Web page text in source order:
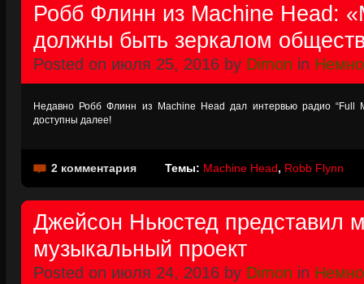
Робб Флинн из Machine Head:
должны быть зеркалом
Posted on июля 25, 2016 by Dimon in
Недавно Робб Флинн из Machine Head дал интервью радио “Full
доступны далее!
2 комментария Темы: Machine Head, Robb Flynn
Джейсон Ньюстед представил
музыкальный проект
Posted on июля 24, 2016 by Dimon in